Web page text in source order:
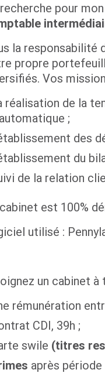
pour
la responsabilité
propre
Vos
réalisation de la
;
des
du
de la relation
est 100%
utilisé :
un cabinet
rémunération
CDI, 39h ;
swile (titres
après